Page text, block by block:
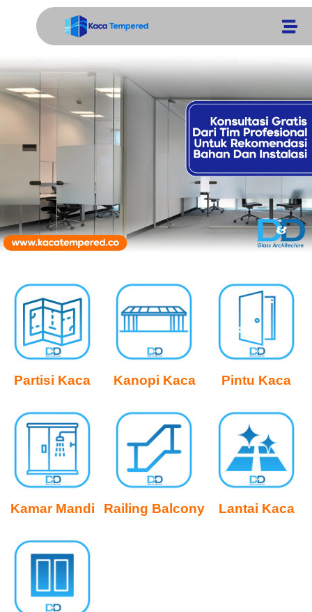
Partisi Kaca Kanopi Kaca Pintu Kaca
Kamar Mandi Railing Balcony Lantai Kaca